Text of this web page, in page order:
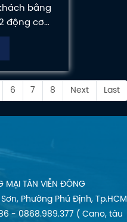
bằng
động cơ
174
độ cao,
hành
6 7 8 Next Last
MẠI TÂN VIỄN ĐÔNG
Phường Phú Định, Tp.HCM
- 0868.989.377 ( Cano, tàu